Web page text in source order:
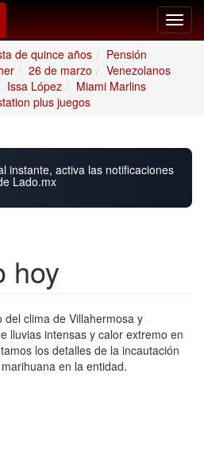
de quince años
Pensión
26 de marzo
Venezolanos
Issa López
Miami Marlins
plus juegos
instante, activa las notificaciones
Lado.mx
hoy
clima de Villahermosa y
lluvias intensas y calor extremo en
los detalles de la incautación
en la entidad.